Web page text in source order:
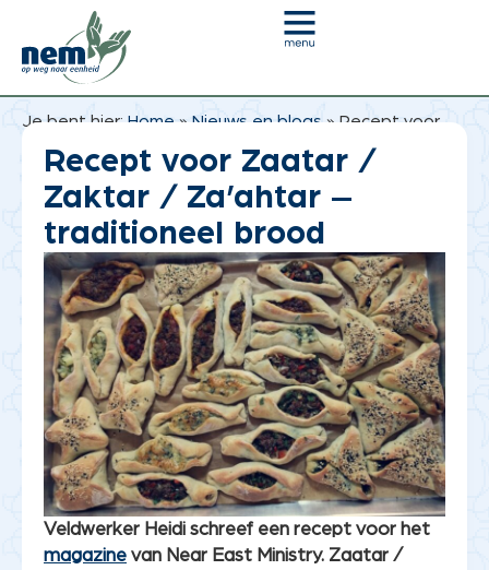
Je bent hier: Home»Nieuws en blogs» Recept voor
Zaatar / Zaktar / Za’ahtar – traditioneel brood
Recept voor Zaatar /
Zaktar / Za’ahtar –
traditioneel brood
Veldwerker Heidi schreef een recept voor het
magazine van Near East Ministry. Zaatar /